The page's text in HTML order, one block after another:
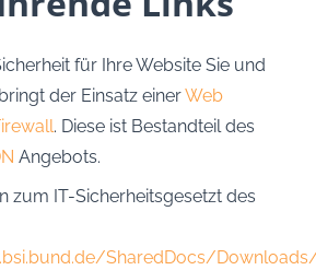
für Ihre Website Sie und
der Einsatz einerWeb
. Diese ist Bestandteil des
Angebots.
zum IT-Sicherheitsgesetzt des
SharedDocs/